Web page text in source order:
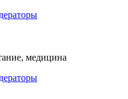
медицина